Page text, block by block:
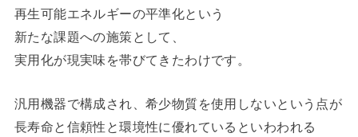
再生可能エネルギーの平準化という
新たな課題への施策として、
実用化が現実味を帯びてきたわけです。
汎用機器で構成され、希少物質を使用しないという点が
長寿命と信頼性と環境性に優れているといわわれる